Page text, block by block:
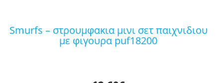
smurfs – στρουμφακια μινι σετ παιχνιδιου
με φιγουρα puf18200